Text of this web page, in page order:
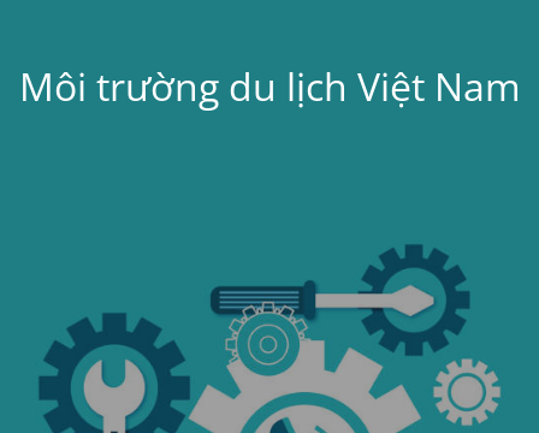
Môi trường du lịch Việt Nam